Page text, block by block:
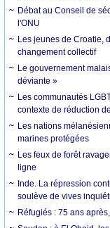
Débat au Conseil de
l'ONU
Les jeunes de Croatie,
changement collectif
Le gouvernement
déviante »
Les communautés
contexte de réduction
Les nations
marines protégées
Les feux de forêt
ligne
Inde. La répression
soulève de vives
Réfugiés : 75 ans